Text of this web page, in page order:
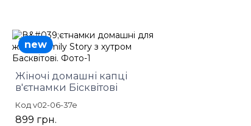
Жіночі домашні капці
в'єтнамки Бісквітові
Код v02-06-37e
899 грн.
new